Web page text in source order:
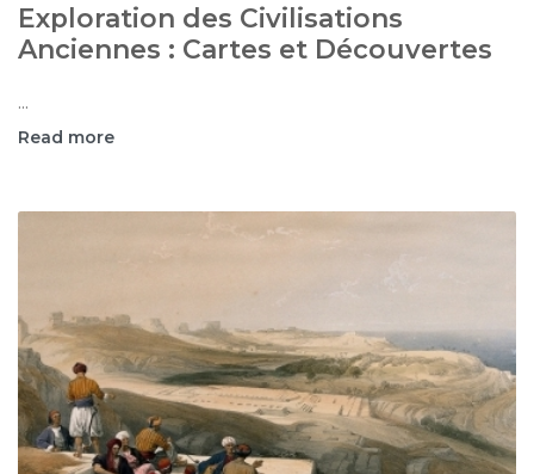
Exploration des Civilisations
Anciennes : Cartes et Découvertes
...
Read more